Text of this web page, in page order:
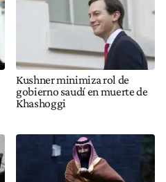
Kushner minimiza rol de
gobierno saudí en muerte de
Khashoggi